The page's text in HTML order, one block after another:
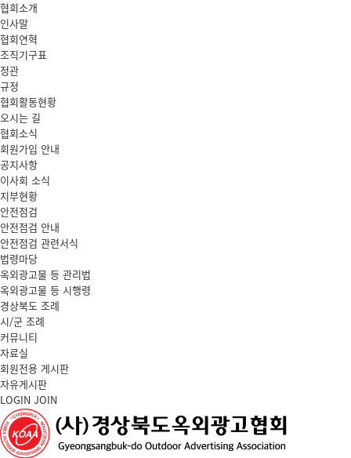
협회소개
인사말
협회연혁
조직기구표
정관
규정
협회활동현황
오시는 길
협회소식
회원가입 안내
공지사항
이사회 소식
지부현황
안전점검
안전점검 안내
안전점검 관련서식
법령마당
옥외광고물 등 관리법
옥외광고물 등 시행령
경상북도 조례
시/군 조례
커뮤니티
자료실
회원전용 게시판
자유게시판
LOGIN JOIN